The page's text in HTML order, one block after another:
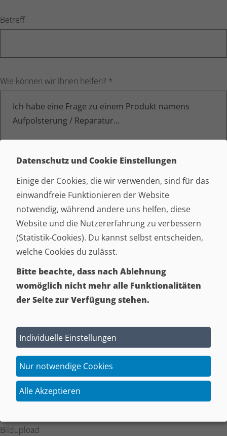
Betreff
Leave this field blank
Wie können wir Ihnen helfen? *
Bilder hinzufügen
Datei hochladen
Bildupload
Datei hochladen
Datei hochladen
Bildupload
Datei hochladen
Bildupload
Datenschutz und Cookie Einstellungen
Einige der Cookies, die wir verwenden, sind für das
einwandfreie Funktionieren der Website
notwendig, während andere uns helfen, diese
Website und die Nutzererfahrung zu verbessern
(Statistik-Cookies). Du kannst selbst entscheiden,
welche Cookies du zulässt.
Bitte beachte, dass nach Ablehnung
womöglich nicht mehr alle Funktionalitäten
der Seite zur Verfügung stehen.
Individuelle Einstellungen
Nur notwendige Cookies
Alle Akzeptieren